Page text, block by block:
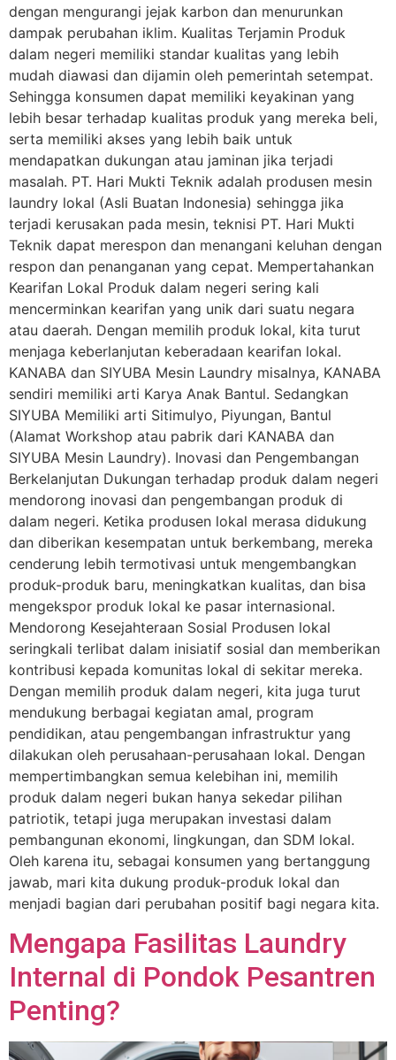
dengan mengurangi jejak karbon dan menurunkan
dampak perubahan iklim. Kualitas Terjamin Produk
dalam negeri memiliki standar kualitas yang lebih
mudah diawasi dan dijamin oleh pemerintah setempat.
Sehingga konsumen dapat memiliki keyakinan yang
lebih besar terhadap kualitas produk yang mereka beli,
serta memiliki akses yang lebih baik untuk
mendapatkan dukungan atau jaminan jika terjadi
masalah. PT. Hari Mukti Teknik adalah produsen mesin
laundry lokal (Asli Buatan Indonesia) sehingga jika
terjadi kerusakan pada mesin, teknisi PT. Hari Mukti
Teknik dapat merespon dan menangani keluhan dengan
respon dan penanganan yang cepat. Mempertahankan
Kearifan Lokal Produk dalam negeri sering kali
mencerminkan kearifan yang unik dari suatu negara
atau daerah. Dengan memilih produk lokal, kita turut
menjaga keberlanjutan keberadaan kearifan lokal.
KANABA dan SIYUBA Mesin Laundry misalnya, KANABA
sendiri memiliki arti Karya Anak Bantul. Sedangkan
SIYUBA Memiliki arti Sitimulyo, Piyungan, Bantul
(Alamat Workshop atau pabrik dari KANABA dan
SIYUBA Mesin Laundry). Inovasi dan Pengembangan
Berkelanjutan Dukungan terhadap produk dalam negeri
mendorong inovasi dan pengembangan produk di
dalam negeri. Ketika produsen lokal merasa didukung
dan diberikan kesempatan untuk berkembang, mereka
cenderung lebih termotivasi untuk mengembangkan
produk-produk baru, meningkatkan kualitas, dan bisa
mengekspor produk lokal ke pasar internasional.
Mendorong Kesejahteraan Sosial Produsen lokal
seringkali terlibat dalam inisiatif sosial dan memberikan
kontribusi kepada komunitas lokal di sekitar mereka.
Dengan memilih produk dalam negeri, kita juga turut
mendukung berbagai kegiatan amal, program
pendidikan, atau pengembangan infrastruktur yang
dilakukan oleh perusahaan-perusahaan lokal. Dengan
mempertimbangkan semua kelebihan ini, memilih
produk dalam negeri bukan hanya sekedar pilihan
patriotik, tetapi juga merupakan investasi dalam
pembangunan ekonomi, lingkungan, dan SDM lokal.
Oleh karena itu, sebagai konsumen yang bertanggung
jawab, mari kita dukung produk-produk lokal dan
menjadi bagian dari perubahan positif bagi negara kita.
Mengapa Fasilitas Laundry
Internal di Pondok Pesantren
Penting?